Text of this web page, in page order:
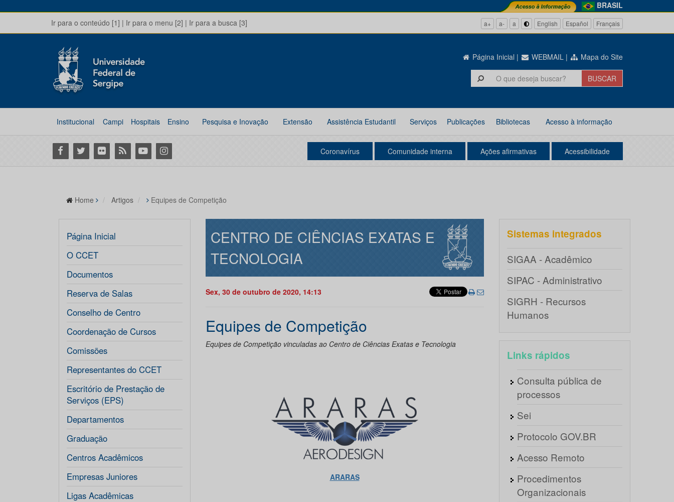
BRASIL
Ir para o conteúdo [1] | Ir para o menu [2] | Ir para a busca [3] a+ a- a English Español Français
Página Inicial | WEBMAIL | Mapa do Site
Institucional Campi Hospitais Ensino Pesquisa e Inovação Extensão Assistência Estudantil Serviços Publicações Bibliotecas Acesso à informação
Facebook
Twitter Flickr RSS YoutubeInstagram Coronavírus Comunidade interna Ações afirmativas Acessibilidade
Home Artigos Equipes de Competição
Página Inicial
O CCET
Documentos
Reserva de Salas
Conselho de Centro
Coordenação de Cursos
Comissões
Representantes do CCET
Escritório de Prestação de
Serviços (EPS)
Departamentos
Graduação
Centros Acadêmicos
Empresas Juniores
Ligas Acadêmicas
CENTRO DE CIÊNCIAS EXATAS E
TECNOLOGIA
Sex, 30 de outubro de 2020, 14:13
Equipes de Competição
Equipes de Competição vinculadas ao Centro de Ciências Exatas e Tecnologia
ARARAS
Sistemas integrados
SIGAA - Acadêmico
SIPAC - Administrativo
SIGRH - Recursos
Humanos
Links rápidos
Consulta pública de
processos
Sei
Protocolo GOV.BR
Acesso Remoto
Procedimentos
Organizacionais